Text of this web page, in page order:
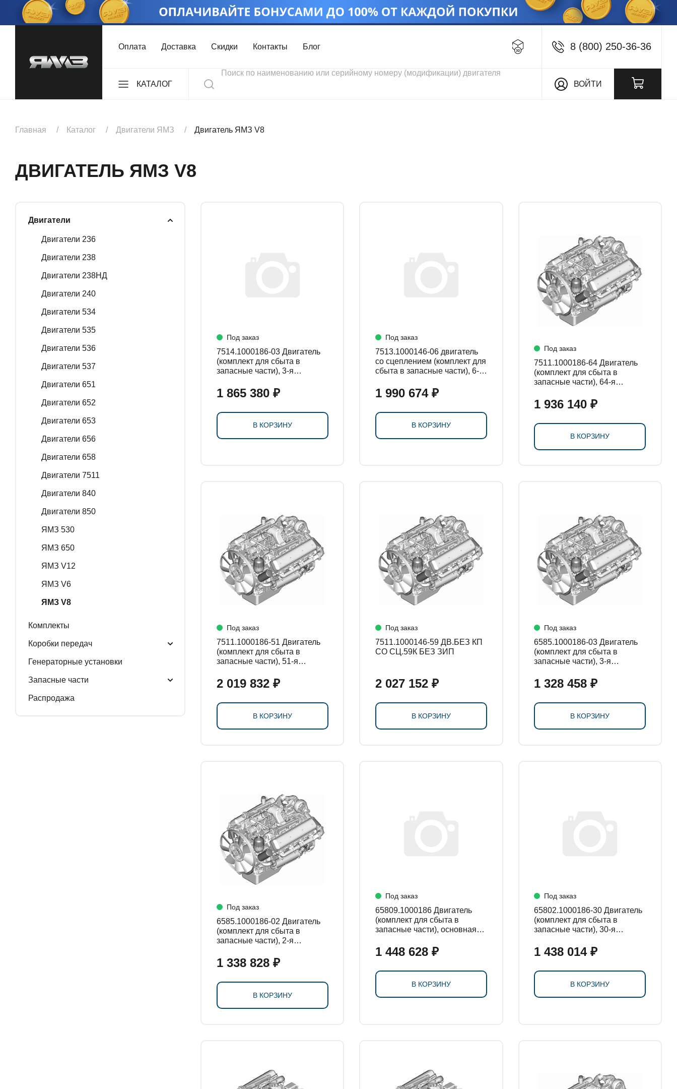
Оплата Доставка Скидки Контакты Блог 8 (800) 250-36-36
КАТАЛОГ
КОМПЛЕКТЫ
ВОЙТИ
Скидки
Главная Каталог Двигатели ЯМЗ Двигатель ЯМЗ V8
ДВИГАТЕЛЬ ЯМЗ V8
Двигатели
Двигатели 236
Двигатели 238
Двигатели 238НД
Двигатели 240
Двигатели 534
Двигатели 535
Двигатели 536
Двигатели 537
Двигатели 651
Двигатели 652
Двигатели 653
Двигатели 656
Двигатели 658
Двигатели 7511
Двигатели 840
Двигатели 850
ЯМЗ 530
ЯМЗ 650
ЯМЗ V12
ЯМЗ V6
ЯМЗ V8
Комплекты
Коробки передач
Генераторные установки
Запасные части
Распродажа
Под заказ
7514.1000186-03 Двигатель
(комплект для сбыта в
запасные части), 3-я
1 865 380 ₽
В КОРЗИНУ
Под заказ
7513.1000146-06 двигатель
со сцеплением (комплект для
сбыта в запасные части), 6-я
1 990 674 ₽
В КОРЗИНУ
Под заказ
7511.1000186-64 Двигатель
(комплект для сбыта в
запасные части), 64-я
1 936 140 ₽
В КОРЗИНУ
Под заказ
7511.1000186-51 Двигатель
(комплект для сбыта в
запасные части), 51-я
2 019 832 ₽
В КОРЗИНУ
Под заказ
7511.1000146-59 ДВ.БЕЗ КП
СО СЦ.59К БЕЗ ЗИП
2 027 152 ₽
В КОРЗИНУ
Под заказ
6585.1000186-03 Двигатель
(комплект для сбыта в
запасные части), 3-я
1 328 458 ₽
В КОРЗИНУ
Под заказ
6585.1000186-02 Двигатель
(комплект для сбыта в
запасные части), 2-я
1 338 828 ₽
В КОРЗИНУ
Под заказ
65809.1000186 Двигатель
(комплект для сбыта в
запасные части), основная
1 448 628 ₽
В КОРЗИНУ
Под заказ
65802.1000186-30 Двигатель
(комплект для сбыта в
запасные части), 30-я
1 438 014 ₽
В КОРЗИНУ